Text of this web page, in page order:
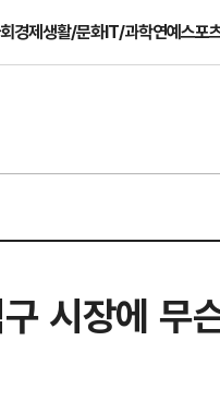
경제생활/문화IT/과학연예스포
시장에 무